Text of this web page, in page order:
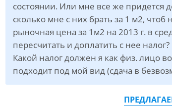
11состоянии. Или мне все же придется
сколько мне с них брать за 1 м2,
рыночная цена за 1м2 на 2013 г. в
пересчитать и доплатить с нее налог?
Какой налог должен я как физ. лицо
подходит под мой вид (сдача в